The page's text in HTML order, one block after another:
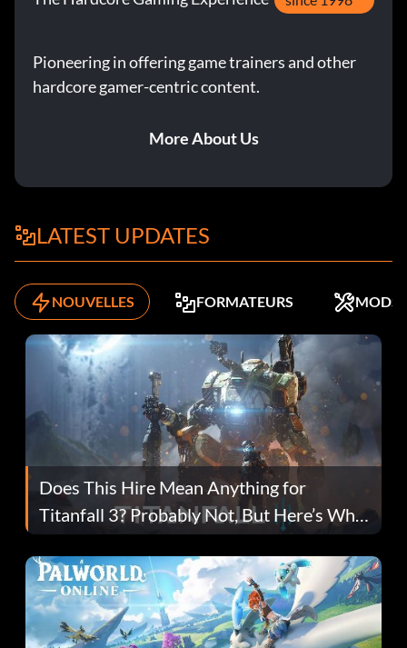
Pioneering in offering game trainers and other
hardcore gamer-centric content.
More About Us
LATEST UPDATES
NOUVELLES FORMATEURS MODS
Does This Hire Mean Anything for
Titanfall 3? Probably Not, But Here’s Why
Fans Are Hopeful